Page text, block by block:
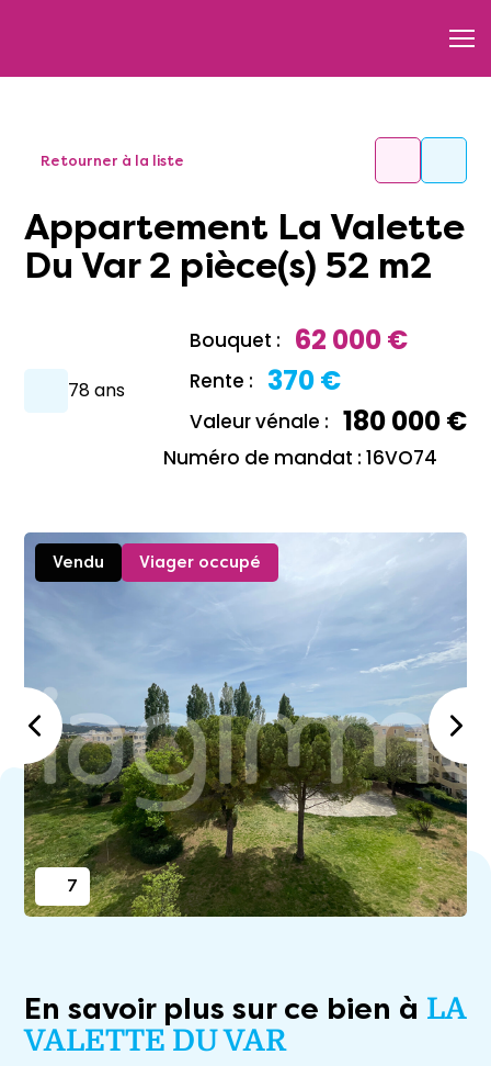
Retourner à la liste
Appartement La Valette
Du Var 2 pièce(s) 52 m2
78 ans
Bouquet : 62 000 €
Rente : 370 €
Valeur vénale : 180 000 €
Numéro de mandat : 16VO74
Vendu Viager occupé
7
En savoir plus sur ce bien à LA
VALETTE DU VAR